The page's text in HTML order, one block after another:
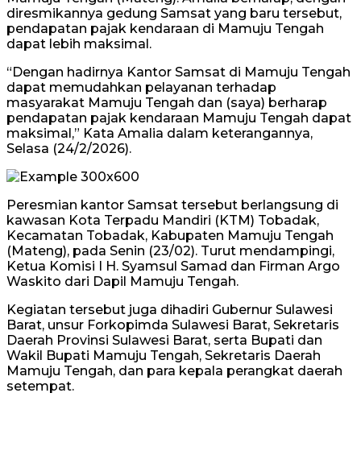
diresmikannya gedung Samsat yang baru tersebut,
pendapatan pajak kendaraan di Mamuju Tengah
dapat lebih maksimal.
“Dengan hadirnya Kantor Samsat di Mamuju Tengah
dapat memudahkan pelayanan terhadap
masyarakat Mamuju Tengah dan (saya) berharap
pendapatan pajak kendaraan Mamuju Tengah dapat
maksimal,” Kata Amalia dalam keterangannya,
Selasa (24/2/2026).
Peresmian kantor Samsat tersebut berlangsung di
kawasan Kota Terpadu Mandiri (KTM) Tobadak,
Kecamatan Tobadak, Kabupaten Mamuju Tengah
(Mateng), pada Senin (23/02). Turut mendampingi,
Ketua Komisi I H. Syamsul Samad dan Firman Argo
Waskito dari Dapil Mamuju Tengah.
Kegiatan tersebut juga dihadiri Gubernur Sulawesi
Barat, unsur Forkopimda Sulawesi Barat, Sekretaris
Daerah Provinsi Sulawesi Barat, serta Bupati dan
Wakil Bupati Mamuju Tengah, Sekretaris Daerah
Mamuju Tengah, dan para kepala perangkat daerah
setempat.